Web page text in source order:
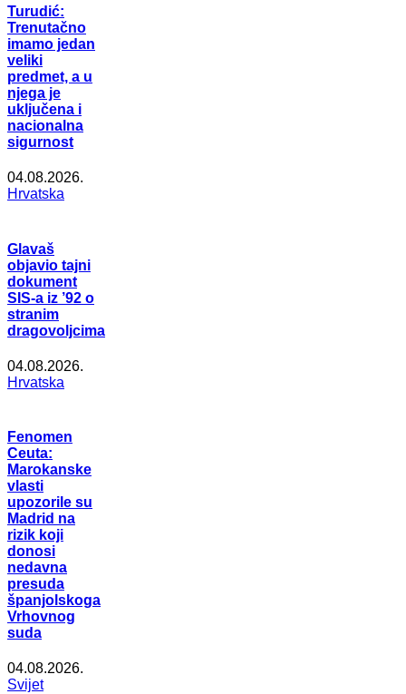
Turudić:
Trenutačno
imamo jedan
veliki
predmet, a u
njega je
uključena i
nacionalna
sigurnost
04.08.2026.
Hrvatska
Glavaš
objavio tajni
dokument
SIS-a iz ’92 o
stranim
dragovoljcima
04.08.2026.
Hrvatska
Fenomen
Ceuta:
Marokanske
vlasti
upozorile su
Madrid na
rizik koji
donosi
nedavna
presuda
španjolskoga
Vrhovnog
suda
04.08.2026.
Svijet